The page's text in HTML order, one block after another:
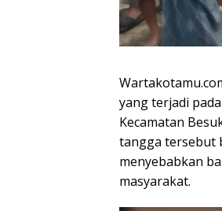
yang terjadi
Kecamatan
tangga tersebut
menyebabkan
masyarakat.